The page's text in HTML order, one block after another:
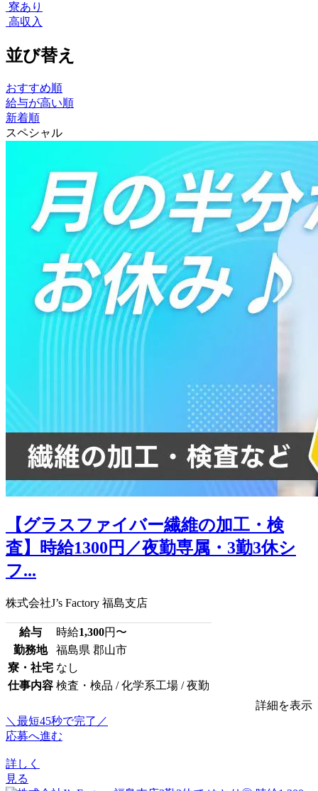
寮あり
高収入
並び替え
おすすめ順
給与が高い順
新着順
スペシャル
【グラスファイバー繊維の加工・検
査】時給1300円／夜勤専属・3勤3休シ
フ...
株式会社J’s Factory 福島支店
給与 時給1,300円〜
勤務地
福島県 郡山市
寮・社宅 なし
仕事内容 検査・検品 / 化学系工場 / 夜勤
詳細を表示
＼最短45秒で完了／
応募へ進む
詳しく
見る